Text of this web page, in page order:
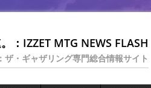
：IZZET MTG NEWS FLASH
ザ・ギャザリング専門総合情報サイト